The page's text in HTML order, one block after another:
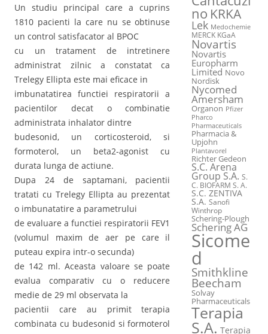
Un studiu principal care a cuprins
1810 pacienti la care nu se obtinuse
un control satisfacator al BPOC
cu un tratament de intretinere
administrat zilnic a constatat ca
Trelegy Ellipta este mai eficace in
imbunatatirea functiei respiratorii a
pacientilor decat o combinatie
administrata inhalator dintre
budesonid, un corticosteroid, si
formoterol, un beta2-agonist cu
durata lunga de actiune.
Dupa 24 de saptamani, pacientii
tratati cu Trelegy Ellipta au prezentat
o imbunatatire a parametrului
de evaluare a functiei respiratorii FEV1
(volumul maxim de aer pe care il
puteau expira intr-o secunda)
de 142 ml. Aceasta valoare se poate
evalua comparativ cu o reducere
medie de 29 ml observata la
pacientii care au primit terapia
combinata cu budesonid si formoterol
no KRKA
Lek Medochemie
MERCK KGaA
Novartis
Novartis
Europharm
Limited Novo
Nordisk
Nycomed
Amersham
Organon Pfizer
Pharco
Pharmaceuticals
Pharmacia &
Upjohn
Plantavorel
Richter Gedeon
S.C. Arena
Group S.A. S.
C. BIOFARM S. A.
S.C. ZENTIVA
S.A. Sanofi
Winthrop
Schering-Plough
Schering AG
Sicome
d
Smithkline
Beecham
Solvay
Pharmaceuticals
Terapia
S.A. Terapia